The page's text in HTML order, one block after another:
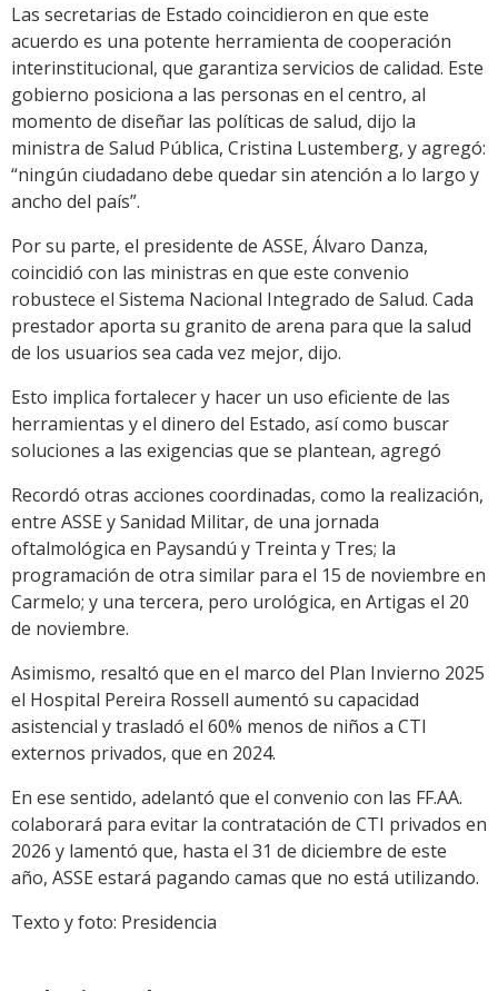
Las secretarias de Estado coincidieron en que este
acuerdo es una potente herramienta de cooperación
interinstitucional, que garantiza servicios de calidad. Este
gobierno posiciona a las personas en el centro, al
momento de diseñar las políticas de salud, dijo la
ministra de Salud Pública, Cristina Lustemberg, y agregó:
“ningún ciudadano debe quedar sin atención a lo largo y
ancho del país”.
Por su parte, el presidente de ASSE, Álvaro Danza,
coincidió con las ministras en que este convenio
robustece el Sistema Nacional Integrado de Salud. Cada
prestador aporta su granito de arena para que la salud
de los usuarios sea cada vez mejor, dijo.
Esto implica fortalecer y hacer un uso eficiente de las
herramientas y el dinero del Estado, así como buscar
soluciones a las exigencias que se plantean, agregó
Recordó otras acciones coordinadas, como la realización,
entre ASSE y Sanidad Militar, de una jornada
oftalmológica en Paysandú y Treinta y Tres; la
programación de otra similar para el 15 de noviembre en
Carmelo; y una tercera, pero urológica, en Artigas el 20
de noviembre.
Asimismo, resaltó que en el marco del Plan Invierno 2025
el Hospital Pereira Rossell aumentó su capacidad
asistencial y trasladó el 60% menos de niños a CTI
externos privados, que en 2024.
En ese sentido, adelantó que el convenio con las FF.AA.
colaborará para evitar la contratación de CTI privados en
2026 y lamentó que, hasta el 31 de diciembre de este
año, ASSE estará pagando camas que no está utilizando.
Texto y foto: Presidencia